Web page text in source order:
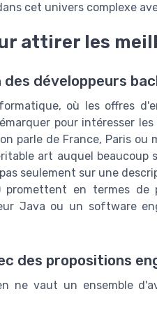
cet univers complexe
attirer les
développeurs
où les offres
pour intéresser
parle de France, Paris ou
art auquel
seulement sur une
promettent en termes
Java ou un software
des propositions
ne vaut un ensemble